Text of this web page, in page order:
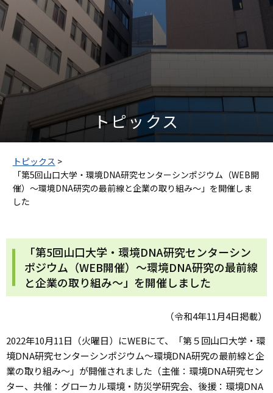
トピックス
トピックス >
「第5回山口大学・環境DNA研究センターシンポジウム（WEB開
催）～環境DNA研究の最前線と企業の取り組み～」を開催しま
した
「第5回山口大学・環境DNA研究センターシン
ポジウム（WEB開催）～環境DNA研究の最前線
と企業の取り組み～」を開催しました
（令和4年11月4日掲載）
2022年10月11日（火曜日）にWEBにて、「第５回山口大学・環
境DNA研究センターシンポジウム～環境DNA研究の最前線と企
業の取り組み～」が開催されました（主催：環境DNA研究セン
ター、共催：グローカル環境・防災学研究会、後援：環境DNA